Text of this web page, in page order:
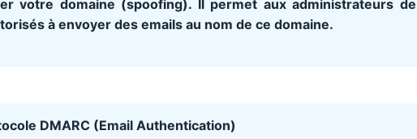
votre domaine (spoofing). Il permet aux administrateurs de
à envoyer des emails au nom de ce domaine.
DMARC (Email Authentication)